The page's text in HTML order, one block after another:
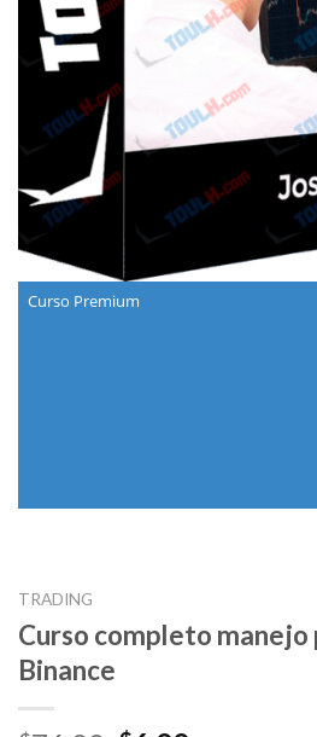
Curso Premium
TRADING
Curso completo
Binance